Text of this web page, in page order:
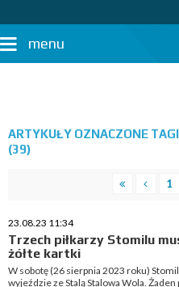
menu
ARTYKUŁY OZNACZONE
(39)
1
23.08.23 11:34
Trzech piłkarzy Stomilu
żółte kartki
W sobotę (26 sierpnia 2023 roku)
wyjeździe ze Stalą Stalowa Wola. Żaden